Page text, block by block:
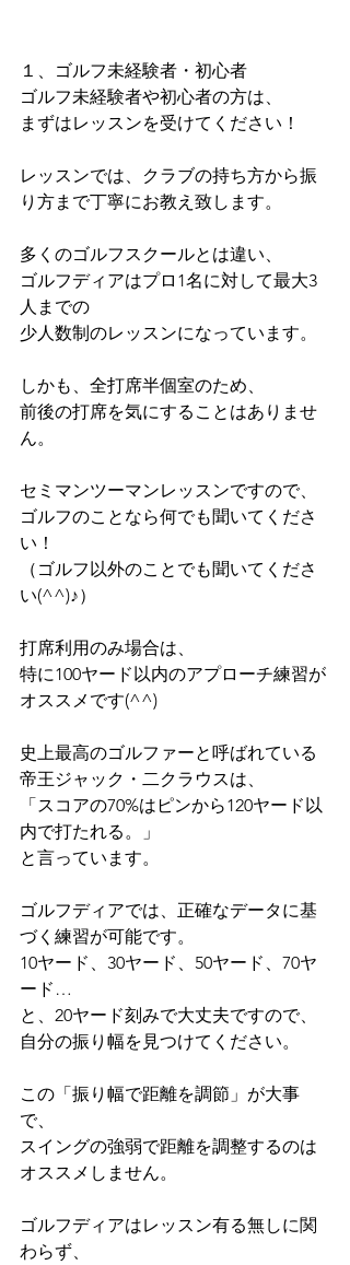
１、ゴルフ未経験者・初心者
ゴルフ未経験者や初心者の方は、
まずはレッスンを受けてください！
レッスンでは、クラブの持ち方から振
り方まで丁寧にお教え致します。
多くのゴルフスクールとは違い、
ゴルフディアはプロ1名に対して最大3
人までの
少人数制のレッスンになっています。
しかも、全打席半個室のため、
前後の打席を気にすることはありませ
ん。
セミマンツーマンレッスンですので、
ゴルフのことなら何でも聞いてくださ
い！
（ゴルフ以外のことでも聞いてくださ
い(^^)♪）
打席利用のみ場合は、
特に100ヤード以内のアプローチ練習が
オススメです(^^)
史上最高のゴルファーと呼ばれている
帝王ジャック・二クラウスは、
「スコアの70%はピンから120ヤード以
内で打たれる。」
と言っています。
ゴルフディアでは、正確なデータに基
づく練習が可能です。
10ヤード、30ヤード、50ヤード、70ヤ
ード…
と、20ヤード刻みで大丈夫ですので、
自分の振り幅を見つけてください。
この「振り幅で距離を調節」が大事
で、
スイングの強弱で距離を調整するのは
オススメしません。
ゴルフディアはレッスン有る無しに関
わらず、